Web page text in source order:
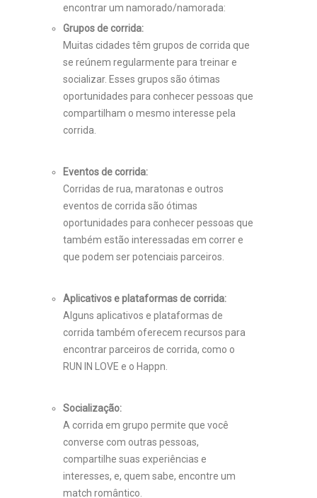
encontrar um namorado/namorada:
Grupos de corrida:
Muitas cidades têm grupos de corrida que
se reúnem regularmente para treinar e
socializar. Esses grupos são ótimas
oportunidades para conhecer pessoas que
compartilham o mesmo interesse pela
corrida.
Eventos de corrida:
Corridas de rua, maratonas e outros
eventos de corrida são ótimas
oportunidades para conhecer pessoas que
também estão interessadas em correr e
que podem ser potenciais parceiros.
Aplicativos e plataformas de corrida:
Alguns aplicativos e plataformas de
corrida também oferecem recursos para
encontrar parceiros de corrida, como o
RUN IN LOVE e o Happn.
Socialização:
A corrida em grupo permite que você
converse com outras pessoas,
compartilhe suas experiências e
interesses, e, quem sabe, encontre um
match romântico.